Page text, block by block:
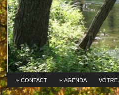
CONTACT AGENDA VOTRE